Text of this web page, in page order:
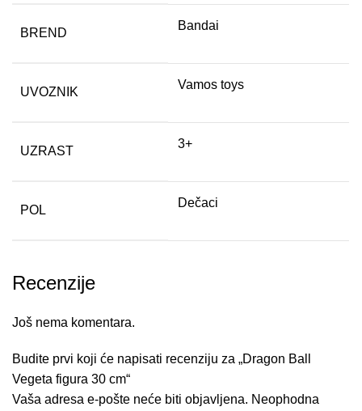
BREND
Bandai
UVOZNIK
Vamos toys
UZRAST
3+
POL
Dečaci
Recenzije
Još nema komentara.
Budite prvi koji će napisati recenziju za „Dragon Ball
Vegeta figura 30 cm“
Vaša adresa e-pošte neće biti objavljena. Neophodna